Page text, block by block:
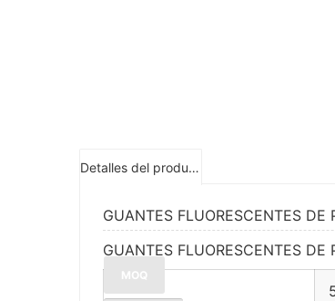
Detalles del producto
GUANTES FLUORESCENTES
GUANTES FLUORESCENTES
MOQ